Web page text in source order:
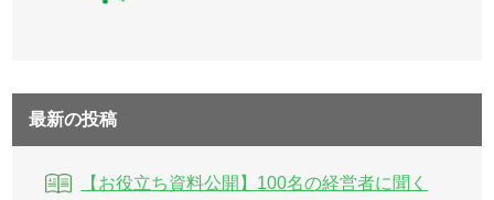
最新の投稿
【お役立ち資料公開】100名の経営者に聞く